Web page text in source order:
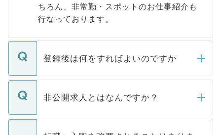
ちろん、非常勤・スポットのお仕事紹介も
行なっております。
登録後は何をすればよいのですか
ご登録いただきましたら、弊社担当者がご
登録内容を確認し、その後メールもしくは
ます。通常、5営業日以内にはご連絡をせて
いただきますので、しばらくお待ちくださ
非公開求人とはなんですか？
マイナビDOCTORで取り扱っている求人の